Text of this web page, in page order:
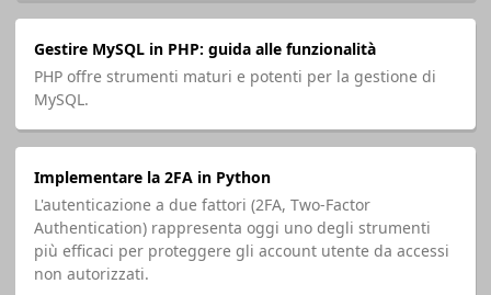
Gestire MySQL in PHP: guida alle funzionalità
PHP offre strumenti maturi e potenti per la gestione di
MySQL.
Implementare la 2FA in Python
L'autenticazione a due fattori (2FA, Two-Factor
Authentication) rappresenta oggi uno degli strumenti
più efficaci per proteggere gli account utente da accessi
non autorizzati.